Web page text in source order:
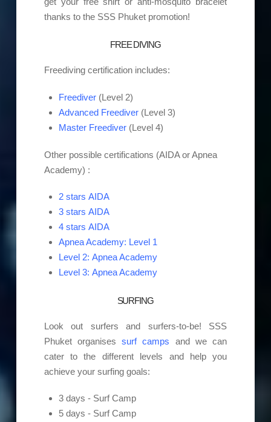
thanks to the SSS Phuket promotion!
FREE DIVING
Freediving certification includes:
Freediver (Level 2)
Advanced Freediver (Level 3)
Master Freediver (Level 4)
Other possible certifications (AIDA or Apnea
Academy) :
2 stars AIDA
3 stars AIDA
4 stars AIDA
Apnea Academy: Level 1
Level 2: Apnea Academy
Level 3: Apnea Academy
SURFING
Look out surfers and surfers-to-be! SSS
Phuket organisessurf camps and we can
cater to the different levels and help you
achieve your surfing goals:
3 days - Surf Camp
5 days - Surf Camp